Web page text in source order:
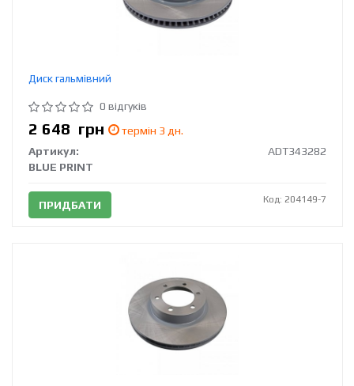
Диск гальмівний
0 відгуків
2 648 грн
термін 3 дн.
Артикул:
ADT343282
BLUE PRINT
ПРИДБАТИ Код: 204149-7